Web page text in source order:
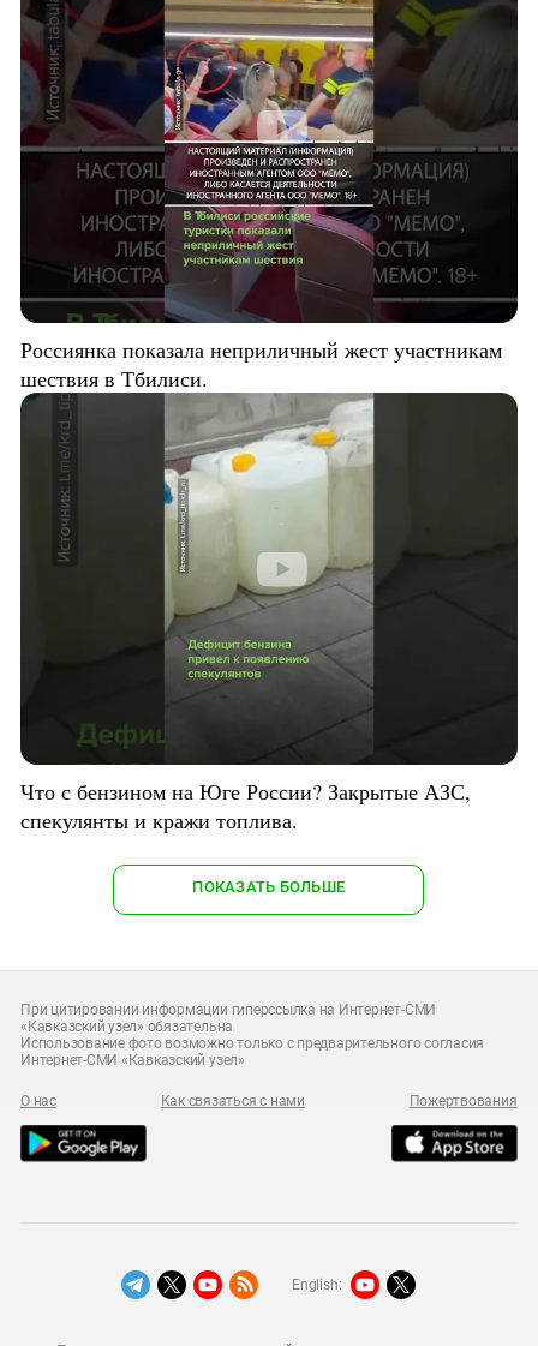
Россиянка показала неприличный жест участникам
шествия в Тбилиси.
Что с бензином на Юге России? Закрытые АЗС,
спекулянты и кражи топлива.
ПОКАЗАТЬ БОЛЬШЕ
При цитировании информации гиперссылка на Интернет-СМИ
«Кавказский узел» обязательна
Использование фото возможно только с предварительного согласия
Интернет-СМИ «Кавказский узел»
О нас Как связаться с нами Пожертвования
English: